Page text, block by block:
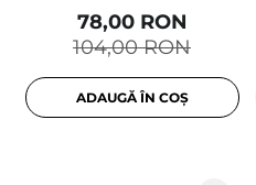
104,00 RON
78,00 RON
ADAUGĂ ÎN COȘ